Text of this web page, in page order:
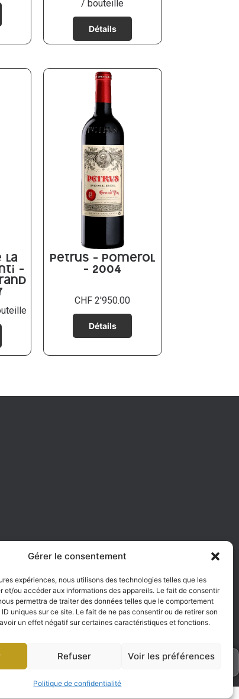
Gérer le consentement
expériences, nous utilisons des technologies telles que les
et/ou accéder aux informations des appareils. Le fait de consentir
permettra de traiter des données telles que le comportement
uniques sur ce site. Le fait de ne pas consentir ou de retirer son
un effet négatif sur certaines caractéristiques et fonctions.
Refuser Voir les préférences
Politique de confidentialité
/ bouteille
la
–
Petrus – Pomerol
– 2004
CHF 2'950.00